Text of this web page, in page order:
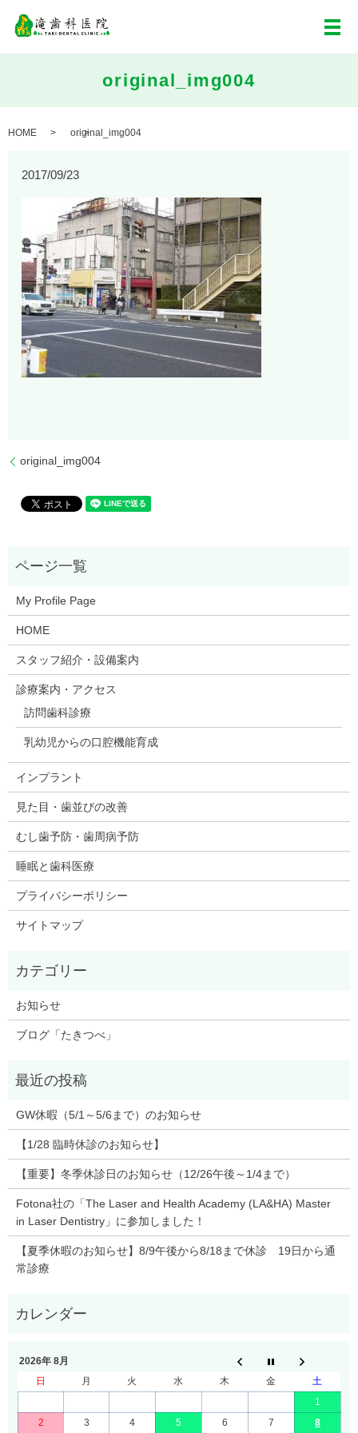
メ
original_img004
HOME original_img004
2017/09/23
original_img004
My Profile Page
HOME
スタッフ紹介・設備案内
診療案内・アクセス
訪問歯科診療
乳幼児からの口腔機能育成
インプラント
見た目・歯並びの改善
むし歯予防・歯周病予防
睡眠と歯科医療
プライバシーポリシー
サイトマップ
お知らせ
ブログ「たきつべ」
GW休暇（5/1～5/6まで）のお知らせ
【1/28 臨時休診のお知らせ】
【重要】冬季休診日のお知らせ（12/26午後～1/4まで）
Fotona社の「The Laser and Health Academy (LA&HA) Master
in Laser Dentistry」に参加しました！
【夏季休暇のお知らせ】8/9午後から8/18まで休診 19日から通
常診療
2026年 8月
日
月 火 水 木 金
土
1
2
3 4 5 6 7 8